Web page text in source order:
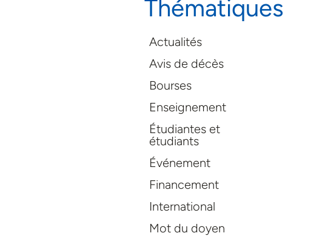
Thématiques
Actualités
Avis de décès
Bourses
Enseignement
Étudiantes et
étudiants
Événement
Financement
International
Mot du doyen